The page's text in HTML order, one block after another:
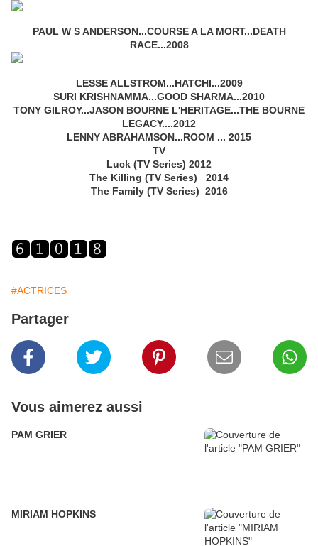
PAUL W S ANDERSON...COURSE A LA MORT...DEATH
RACE...2008
LESSE ALLSTROM...HATCHI...2009
SURI KRISHNAMMA...GOOD SHARMA...2010
TONY GILROY...JASON BOURNE L'HERITAGE...THE BOURNE
LEGACY....2012
LENNY ABRAHAMSON...ROOM ... 2015
TV
Luck (TV Series) 2012
The Killing (TV Series) 2014
The Family (TV Series) 2016
#ACTRICES
Partager
Vous aimerez aussi
PAM GRIER
MIRIAM HOPKINS